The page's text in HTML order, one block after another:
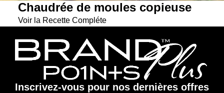
Chaudrée de moules copieuse
Voir la Recette Compléte
Inscrivez-vous pour nos dernières offres